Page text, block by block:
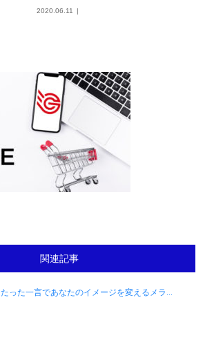
2020.06.11
関連記事
たった一言であなたのイメージを変えるメラ...